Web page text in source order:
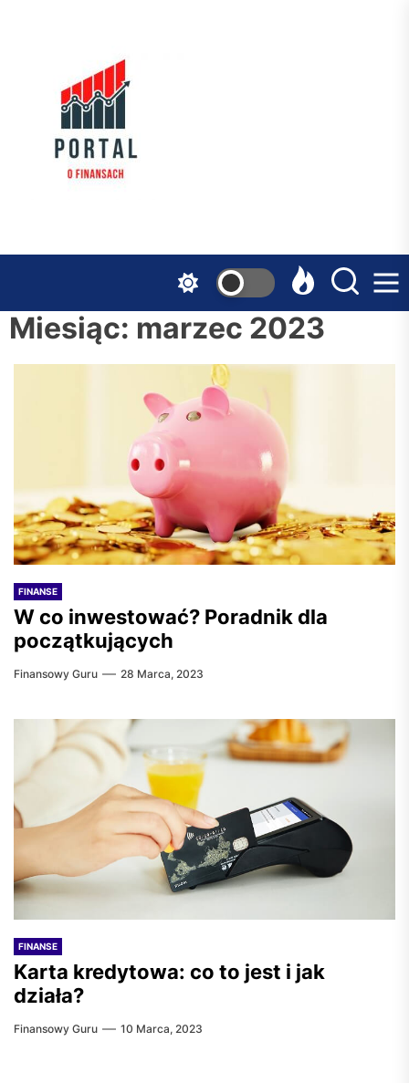
Miesiąc: marzec 2023
FINANSE
W co inwestować? Poradnik dla
początkujących
Finansowy Guru 28 Marca, 2023
FINANSE
Karta kredytowa: co to jest i jak
działa?
Finansowy Guru 10 Marca, 2023